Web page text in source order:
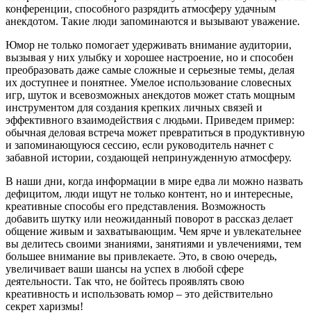
конференции, способного разрядить атмосферу удачным
анекдотом. Такие люди запоминаются и вызывают уважение.
Юмор не только помогает удерживать внимание аудитории,
вызывая у них улыбку и хорошее настроение, но и способен
преобразовать даже самые сложные и серьезные темы, делая
их доступнее и понятнее. Умелое использование словесных
игр, шуток и всевозможных анекдотов может стать мощным
инструментом для создания крепких личных связей и
эффективного взаимодействия с людьми. Приведем пример:
обычная деловая встреча может превратиться в продуктивную
и запоминающуюся сессию, если руководитель начнет с
забавной истории, создающей непринужденную атмосферу.
В наши дни, когда информации в мире едва ли можно назвать
дефицитом, люди ищут не только контент, но и интересные,
креативные способы его представления. Возможность
добавить шутку или неожиданный поворот в рассказ делает
общение живым и захватывающим. Чем ярче и увлекательнее
вы делитесь своими знаниями, занятиями и увлечениями, тем
большее внимание вы привлекаете. Это, в свою очередь,
увеличивает ваши шансы на успех в любой сфере
деятельности. Так что, не бойтесь проявлять свою
креативность и использовать юмор – это действительно
секрет харизмы!